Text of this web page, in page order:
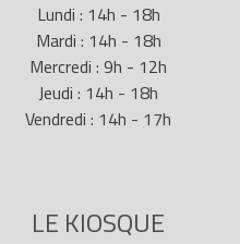
Lundi : 14h - 18h
Mardi : 14h - 18h
Mercredi : 9h - 12h
Jeudi : 14h - 18h
Vendredi : 14h - 17h
LE KIOSQUE